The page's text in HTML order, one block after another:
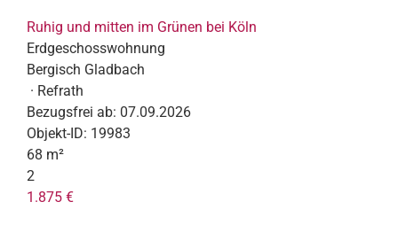
Ruhig und mitten im Grünen bei Köln
Erdgeschosswohnung
Bergisch Gladbach
· Refrath
Bezugsfrei ab: 07.09.2026
Objekt-ID: 19983
68 m²
2
1.875 €